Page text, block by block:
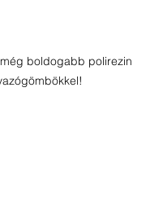
boldogabb polirezin